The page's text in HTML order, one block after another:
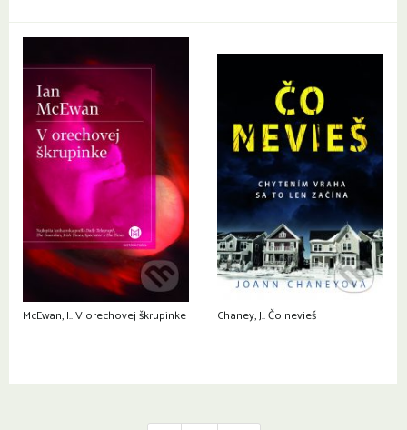
McEwan, I.: V orechovej škrupinke Chaney, J.: Čo nevieš